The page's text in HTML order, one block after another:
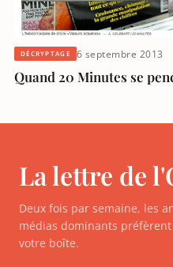
DÉCRYPTAGE 6 septembre 2013
Quand 20 Minutes se
La lettre de
Deux fois par semaine, les
médias dominants
votre boîte.